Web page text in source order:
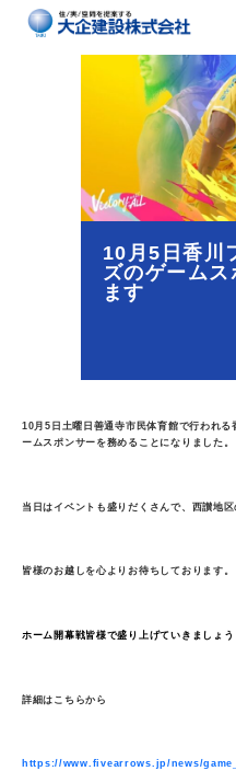
10月5日香川
ズのゲーム
ます
10月5日土曜日善通寺市民体育館で行われ
ームスポンサーを務めることになりました。
当日はイベントも盛りだくさんで、西讃地
皆様のお越しを心よりお待ちしております。
ホーム開幕戦皆様で盛り上げていきましょう
詳細はこちらから
https://www.fivearrows.jp/news/